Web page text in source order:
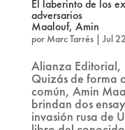
El laberinto de los
adversarios
Maalouf, Amin
por Marc Tarrés| Jul
Alianza
Quizás de forma
común, Amin
brindan dos
invasión rusa de